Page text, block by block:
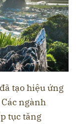
tạo hiệu ứng
ngành
tục tăng